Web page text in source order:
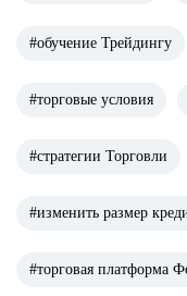
#обучение Трейдингу
#торговые условия
#стратегии Торговли
#изменить размер
#торговая платформа